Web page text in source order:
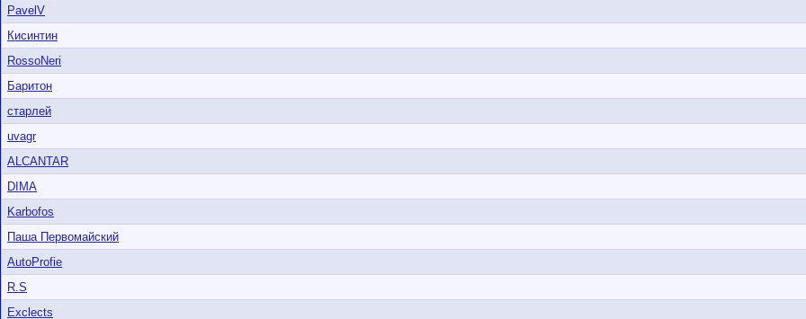
PavelV
Кисинтин
RossoNeri
Баритон
старлей
uvagr
ALCANTAR
DIMA
Karbofos
Паша Первомайский
AutoProfie
R.S
Exclects